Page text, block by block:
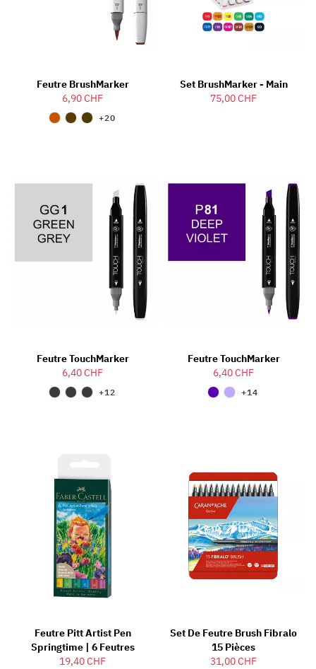
Feutre BrushMarker
6,90 CHF
+20
Set BrushMarker - Main
75,00 CHF
Feutre TouchMarker
6,40 CHF
+12
Feutre TouchMarker
6,40 CHF
+14
Feutre Pitt Artist Pen
Springtime | 6 Feutres
19,40 CHF
Set De Feutre Brush Fibralo
15 Pièces
31,00 CHF